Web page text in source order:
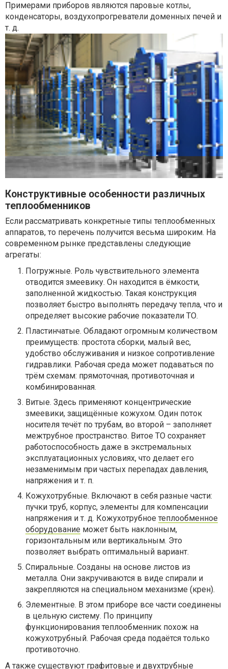
Примерами приборов являются паровые котлы,
конденсаторы, воздухопрогреватели доменных печей и
т. д.
Конструктивные особенности различных
теплообменников
Если рассматривать конкретные типы теплообменных
аппаратов, то перечень получится весьма широким. На
современном рынке представлены следующие
агрегаты:
Погружные. Роль чувствительного элемента
отводится змеевику. Он находится в ёмкости,
заполненной жидкостью. Такая конструкция
позволяет быстро выполнять передачу тепла, что и
определяет высокие рабочие показатели ТО.
Пластинчатые. Обладают огромным количеством
преимуществ: простота сборки, малый вес,
удобство обслуживания и низкое сопротивление
гидравлики. Рабочая среда может подаваться по
трём схемам: прямоточная, противоточная и
комбинированная.
Витые. Здесь применяют концентрические
змеевики, защищённые кожухом. Один поток
носителя течёт по трубам, во второй – заполняет
межтрубное пространство. Витое ТО сохраняет
работоспособность даже в экстремальных
эксплуатационных условиях, что делает его
незаменимым при частых перепадах давления,
напряжения и т. п.
Кожухотрубные. Включают в себя разные части:
пучки труб, корпус, элементы для компенсации
напряжения и т. д. Кожухотрубное теплообменное
оборудование может быть наклонным,
горизонтальным или вертикальным. Это
позволяет выбрать оптимальный вариант.
Спиральные. Созданы на основе листов из
металла. Они закручиваются в виде спирали и
закрепляются на специальном механизме (крен).
Элементные. В этом приборе все части соединены
в цельную систему. По принципу
функционирования теплообменник похож на
кожухотрубный. Рабочая среда подаётся только
противоточно.
А также существуют графитовые и двухтрубные